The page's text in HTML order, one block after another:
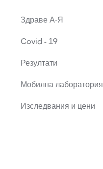
Здраве А-Я
Covid - 19
Резултати
Мобилна лаборатория
Изследвания и цени